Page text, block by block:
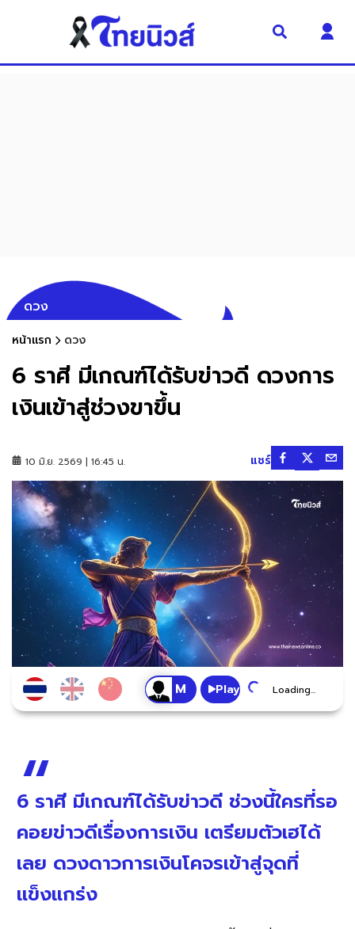
ดวง
หน้าแรก ดวง
6 ราศี มีเกณฑ์ได้รับข่าวดี ดวงการ
เงินเข้าสู่ช่วงขาขึ้น
10 มิ.ย. 2569 | 16:45 น. แชร์
Play Loading...
6 ราศี มีเกณฑ์ได้รับข่าวดี ช่วงนี้ใครที่รอ
คอยข่าวดีเรื่องการเงิน เตรียมตัวเฮได้
เลย ดวงดาวการเงินโคจรเข้าสู่จุดที่
แข็งแกร่ง